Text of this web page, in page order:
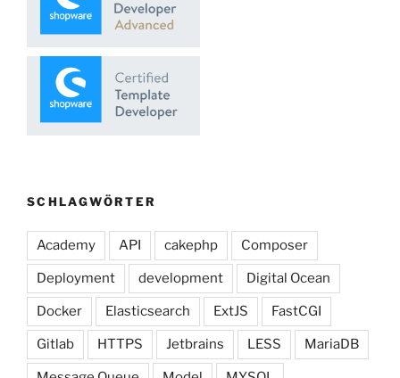
SCHLAGWÖRTER
Academy API cakephp Composer
Deployment development Digital Ocean
Docker Elasticsearch ExtJS FastCGI
Gitlab HTTPS Jetbrains LESS MariaDB